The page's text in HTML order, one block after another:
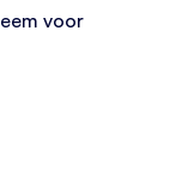
voor